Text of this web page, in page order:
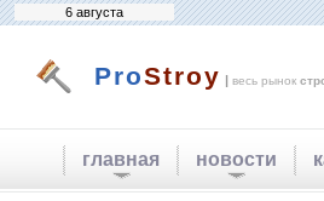
6 августа
ProStroy | весь рынок
главная новости